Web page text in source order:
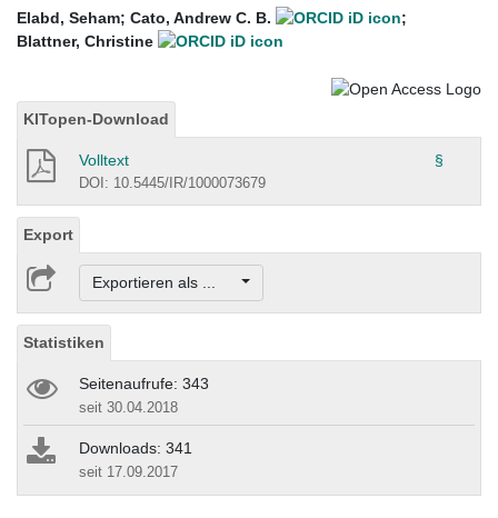
Elabd, Seham; Cato, Andrew C. B.
;
Blattner, Christine
KITopen-Download
Volltext §
DOI: 10.5445/IR/1000073679
Export
Exportieren als ...
Statistiken
Seitenaufrufe: 343
seit 30.04.2018
Downloads: 341
seit 17.09.2017